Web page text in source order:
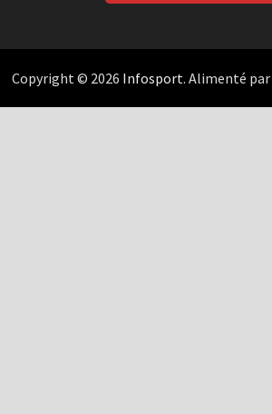
Copyright © 2026 Infosport. Alimenté par